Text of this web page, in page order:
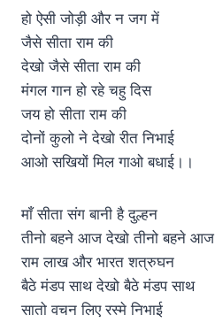
हो ऐसी जोड़ी और न जग में
जैसे सीता राम की
देखो जैसे सीता राम की
मंगल गान हो रहे चहु दिस
जय हो सीता राम की
दोनों कुलो ने देखो रीत निभाई
आओ सखियों मिल गाओ बधाई।।
माँ सीता संग बानी है दुल्हन
तीनो बहने आज देखो तीनो बहने आज
राम लाख और भारत शत्रुघन
बैठे मंडप साथ देखो बैठे मंडप साथ
सातो वचन लिए रस्मे निभाई